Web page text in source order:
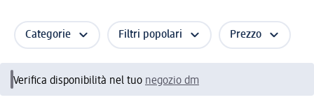
Categorie Filtri popolari Prezzo
Verifica disponibilità nel tuo negozio dm